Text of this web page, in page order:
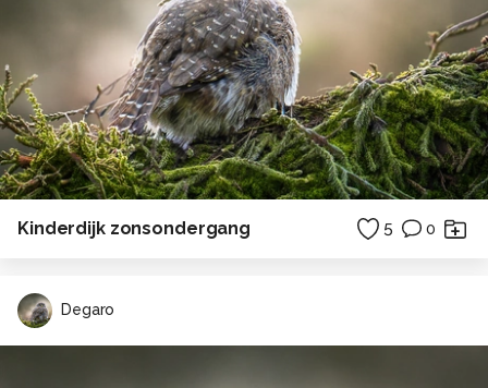
Kinderdijk zonsondergang 5 0
Degaro